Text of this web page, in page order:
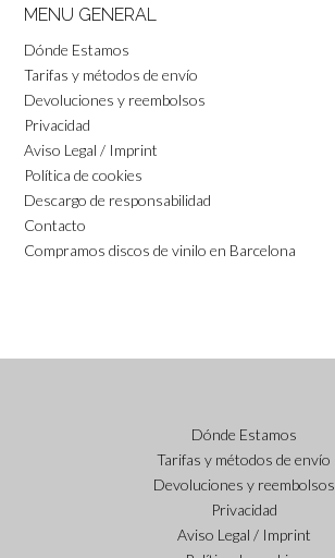
MENU GENERAL
Dónde Estamos
Tarifas y métodos de envío
Devoluciones y reembolsos
Privacidad
Aviso Legal / Imprint
Política de cookies
Descargo de responsabilidad
Contacto
Compramos discos de vinilo en Barcelona
Dónde Estamos
Tarifas y métodos de envío
Devoluciones y reembolsos
Privacidad
Aviso Legal / Imprint